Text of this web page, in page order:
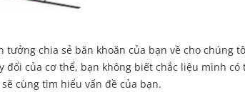
tưởng chia sẻ băn khoăn của bạn về cho chúng
của cơ thể, bạn không biết chắc liệu mình
cùng tìm hiểu vấn đề của bạn.